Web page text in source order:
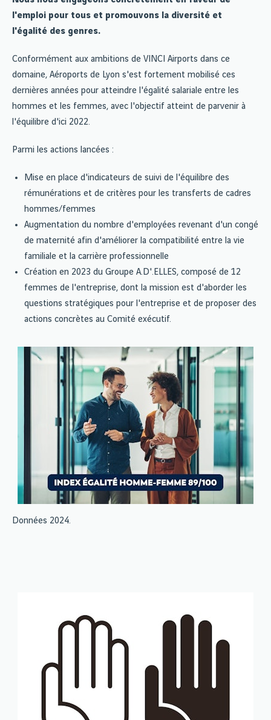
l'emploi pour tous et promouvons la diversité et
l'égalité des genres.
Conformément aux ambitions de VINCI Airports dans ce
domaine, Aéroports de Lyon s'est fortement mobilisé ces
dernières années pour atteindre l'égalité salariale entre les
hommes et les femmes, avec l'objectif atteint de parvenir à
l'équilibre d'ici 2022.
Parmi les actions lancées :
Mise en place d'indicateurs de suivi de l'équilibre des
rémunérations et de critères pour les transferts de cadres
hommes/femmes
Augmentation du nombre d'employées revenant d'un congé
de maternité afin d'améliorer la compatibilité entre la vie
familiale et la carrière professionnelle
Création en 2023 du Groupe A.D'.ELLES, composé de 12
femmes de l'entreprise, dont la mission est d'aborder les
questions stratégiques pour l'entreprise et de proposer des
actions concrètes au Comité exécutif.
Données 2024.